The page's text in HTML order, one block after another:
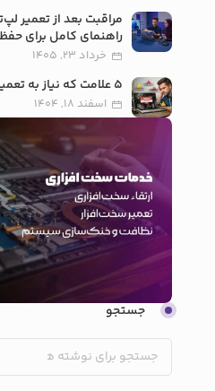
مراقبت بعد از تعمیر
راهنمای کامل برای
خرداد 23, 1405
5 علامت که نیاز به تعمیر لپ‌تاپ فوری دارید
اسفند 18, 1404
جستجو